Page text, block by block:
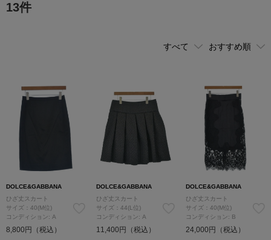
13件
DOLCE&GABBANA
ひざ丈スカート
サイズ：40(M位)
コンディション: A
8,800円（税込）
DOLCE&GABBANA
ひざ丈スカート
サイズ：44(L位)
コンディション: A
11,400円（税込）
DOLCE&GABBANA
ひざ丈スカート
サイズ：40(M位)
コンディション: B
24,000円（税込）